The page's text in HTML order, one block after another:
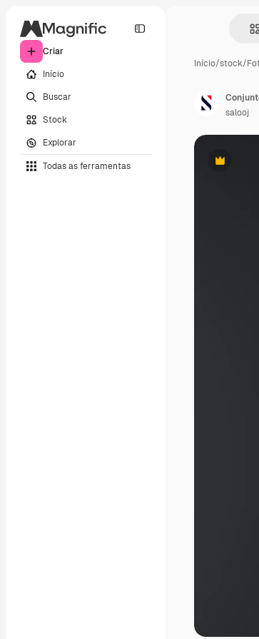
Criar
Início
Buscar
Stock
Explorar
Todas as ferramentas
Início/stock/
Premium
salooj